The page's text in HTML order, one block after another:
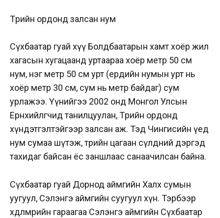
Төрийн ордонд залсан нум
Сүхбаатар гуай хүү Болдбаатарын хамт хоёр жил
хагасын хугацаанд уртаараа хоёр метр 50 см
нум, нэг метр 50 см урт (ердийн нумын урт нь
хоёр метр 30 см, сум нь метр байдаг) сум
урлажээ. Үүнийгээ 2002 онд Монгол Улсын
Ерөнхийлөгчид танилцуулан, Төрийн ордонд
хүндэтгэлтэйгээр залсан аж. Тэд Чингисийн үед
нум сумаа шүтэж, төрийн цагаан сүлдний дэргэд
тахидаг байсан ёс заншлаас санаачилсан байна.
Сүхбаатар гуай Дорнод аймгийн Халх сумын
уугуул, Сэлэнгэ аймгийн суугуул хүн. Тэрбээр
хөдөлмөрийн гараагаа Сэлэнгэ аймгийн Сүхбаатар